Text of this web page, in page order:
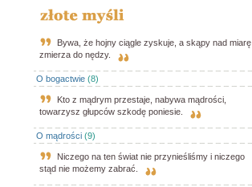
Bywa, że hojny ciągle zyskuje, a skąpy nad miarę
zmierza do nędzy.
O bogactwie (8)
Kto z mądrym przestaje, nabywa mądrości,
towarzysz głupców szkodę poniesie.
O mądrości (9)
Niczego na ten świat nie przynieśliśmy i niczego
stąd nie możemy zabrać.